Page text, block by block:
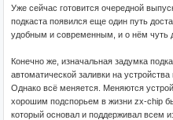
Уже сейчас готовится очередной
подкаста появился еще один путь
удобным и современным, и о нём чуть
Конечно же, изначальная задумка
автоматической заливки на
Однако всё меняется. Меняются
хорошим подспорьем в жизни zx-chip
который основал и поддерживал всем